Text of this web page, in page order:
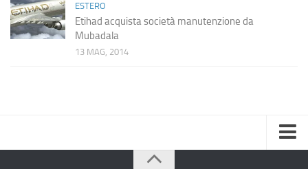
ESTERO
Etihad acquista società manutenzione da
Mubadala
13 MAG, 2014